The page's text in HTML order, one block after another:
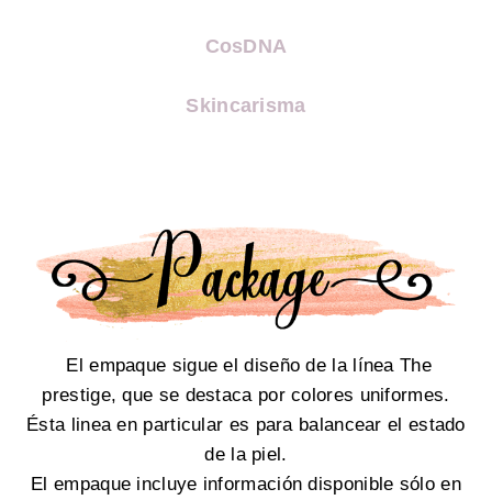
CosDNA
Skincarisma
El empaque sigue el diseño de la línea The
prestige, que se destaca por colores uniformes.
Ésta linea en particular es para balancear el estado
de la piel.
El empaque incluye información disponible sólo en